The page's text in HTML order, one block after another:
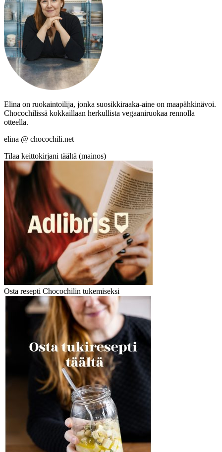
Elina on ruokaintoilija, jonka suosikkiraaka-aine on maapähkinävoi.
Chocochilissä kokkaillaan herkullista vegaaniruokaa rennolla
otteella.
elina @ chocochili.net
Tilaa keittokirjani täältä (mainos)
Osta resepti Chocochilin tukemiseksi